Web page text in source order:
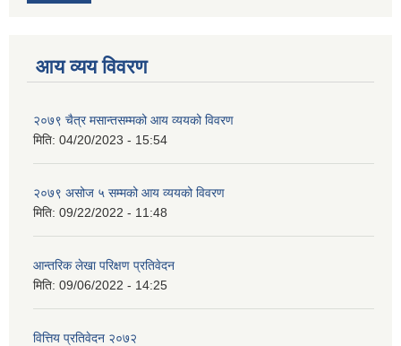
आय व्यय विवरण
२०७९ चैत्र मसान्तसम्मको आय व्ययको विवरण
मिति: 04/20/2023 - 15:54
२०७९ असोज ५ सम्मको आय व्ययको विवरण
मिति: 09/22/2022 - 11:48
आन्तरिक लेखा परिक्षण प्रतिवेदन
मिति: 09/06/2022 - 14:25
वित्तिय प्रतिवेदन २०७२